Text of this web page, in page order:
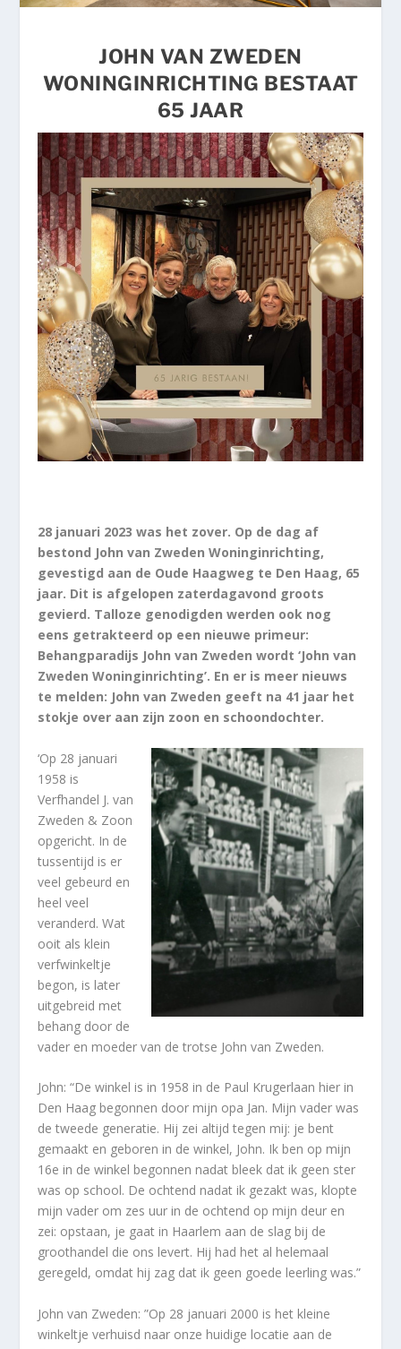
JOHN VAN ZWEDEN
WONINGINRICHTING BESTAAT
65 JAAR
28 januari 2023 was het zover. Op de dag af
bestond John van Zweden Woninginrichting,
gevestigd aan de Oude Haagweg te Den Haag, 65
jaar. Dit is afgelopen zaterdagavond groots
gevierd. Talloze genodigden werden ook nog
eens getrakteerd op een nieuwe primeur:
Behangparadijs John van Zweden wordt ‘John van
Zweden Woninginrichting’. En er is meer nieuws
te melden: John van Zweden geeft na 41 jaar het
stokje over aan zijn zoon en schoondochter.
‘Op 28 januari
1958 is
Verfhandel J. van
Zweden & Zoon
opgericht. In de
tussentijd is er
veel gebeurd en
heel veel
veranderd. Wat
ooit als klein
verfwinkeltje
begon, is later
uitgebreid met
behang door de
vader en moeder van de trotse John van Zweden.
John: “De winkel is in 1958 in de Paul Krugerlaan hier in
Den Haag begonnen door mijn opa Jan. Mijn vader was
de tweede generatie. Hij zei altijd tegen mij: je bent
gemaakt en geboren in de winkel, John. Ik ben op mijn
16e in de winkel begonnen nadat bleek dat ik geen ster
was op school. De ochtend nadat ik gezakt was, klopte
mijn vader om zes uur in de ochtend op mijn deur en
zei: opstaan, je gaat in Haarlem aan de slag bij de
groothandel die ons levert. Hij had het al helemaal
geregeld, omdat hij zag dat ik geen goede leerling was.”
John van Zweden: ”Op 28 januari 2000 is het kleine
winkeltje verhuisd naar onze huidige locatie aan de